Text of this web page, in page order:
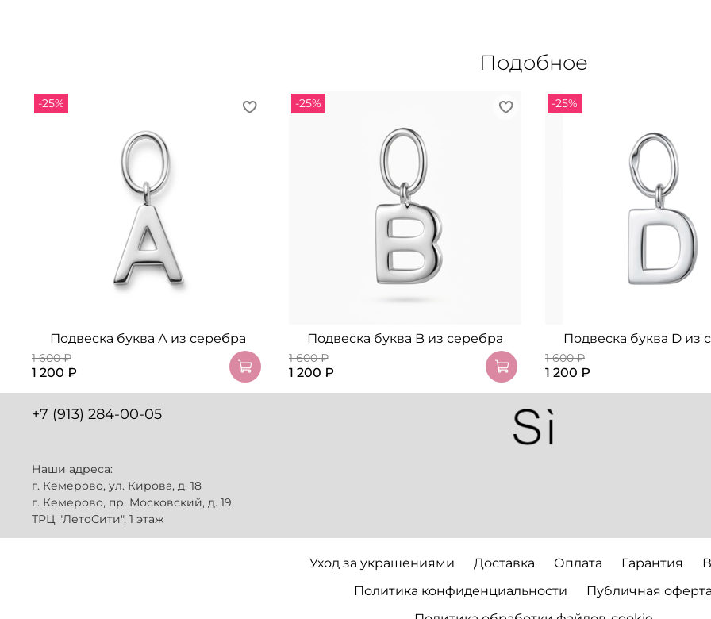
Подобное
-25%
Подвеска буква А из серебра
1 600 ₽
1 200 ₽
-25%
Подвеска буква B из серебра
1 600 ₽
1 200 ₽
-25%
Подвеска буква D из
1 600 ₽
1 200 ₽
+7 (913) 284-00-05
Наши адреса:
г. Кемерово, ул. Кирова, д. 18
г. Кемерово, пр. Московский, д. 19,
ТРЦ "ЛетоСити", 1 этаж
Уход за украшениями Доставка Оплата Гарантия
Политика конфиденциальности
Публичная оферта